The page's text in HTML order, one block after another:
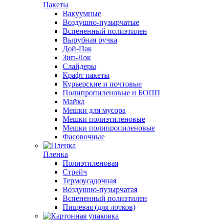
Пакеты
Вакуумные
Воздушно-пузырчатые
Вспененный полиэтилен
Вырубная ручка
Дой-Пак
Зип-Лок
Слайдеры
Крафт пакеты
Курьерские и почтовые
Полипропиленовые и БОПП
Майка
Мешки для мусора
Мешки полиэтиленовые
Мешки полипропиленовые
Фасовочные
Пленка
Полиэтиленовая
Стрейч
Термоусадочная
Воздушно-пузырчатая
Вспененный полиэтилен
Пищевая (для лотков)